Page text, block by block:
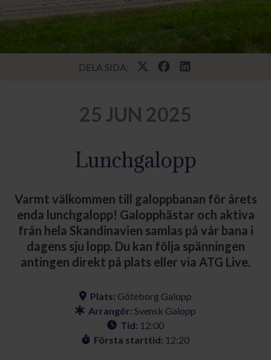
DELA SIDA:
25 JUN 2025
Lunchgalopp
Varmt välkommen till galoppbanan för årets
enda lunchgalopp! Galopphästar och aktiva
från hela Skandinavien samlas på vår bana i
dagens sju lopp. Du kan följa spänningen
antingen direkt på plats eller via ATG Live.
Plats: Göteborg Galopp
Arrangör: Svensk Galopp
Tid: 12:00
Första starttid: 12:20